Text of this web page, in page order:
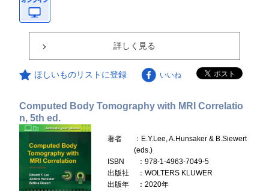
詳しく見る
ほしいものリストに登録 いいね
Computed Body Tomography with MRI Correlatio
n, 5th ed.
著者
：E.Y.Lee, A.Hunsaker & B.Siewert
(eds.)
ISBN
：978-1-4963-7049-5
出版社
：WOLTERS KLUWER
出版年
：2020年